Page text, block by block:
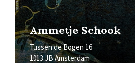
Ammetje Schook
Tussen de Bogen 16
1013 JB Amsterdam